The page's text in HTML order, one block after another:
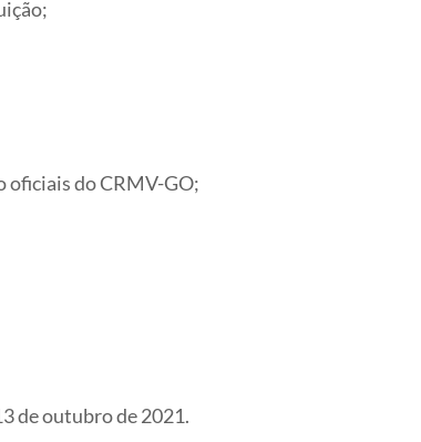
oficiais do CRMV-GO;
de outubro de 2021.